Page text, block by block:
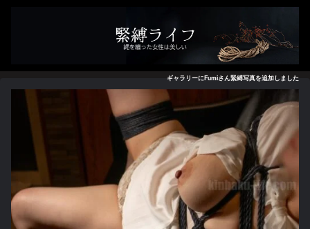
ギャラリーにFumiさん緊縛写真を追加しました